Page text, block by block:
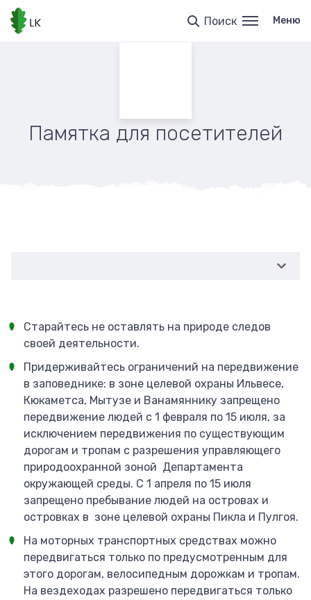
Перейти
основному
Поиск Меню
Памятка для посетителей
Старайтесь не оставлять на природе следов
своей деятельности.
Придерживайтесь ограничений на передвижение
в заповеднике: в зоне целевой охраны Ильвесе,
Кюкаметса, Мытузе и Ванамяннику запрещено
передвижение людей с 1 февраля по 15 июля, за
исключением передвижения по существующим
дорогам и тропам с разрешения управляющего
природоохранной зоной Департамента
окружающей среды. С 1 апреля по 15 июля
запрещено пребывание людей на островах и
островках в зоне целевой охраны Пикла и Пулгоя.
На моторных транспортных средствах можно
передвигаться только по предусмотренным для
этого дорогам, велосипедным дорожкам и тропам.
На вездеходах разрешено передвигаться только